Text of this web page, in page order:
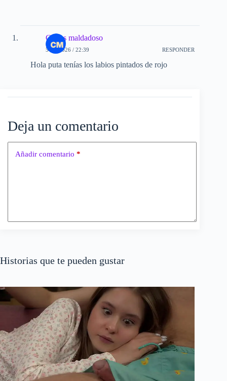
Carlos maldadoso
5-01-2026 / 22:39 RESPONDER
Hola puta tenías los labios pintados de rojo
Deja un comentario
Añadir comentario *
Historias que te pueden gustar